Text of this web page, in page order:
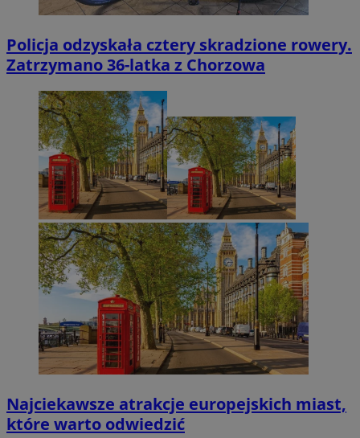
Policja odzyskała cztery skradzione rowery.
Zatrzymano 36-latka z Chorzowa
Najciekawsze atrakcje europejskich miast,
które warto odwiedzić